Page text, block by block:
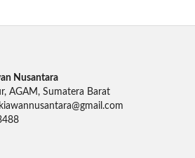
Nusantara
AGAM, Sumatera Barat